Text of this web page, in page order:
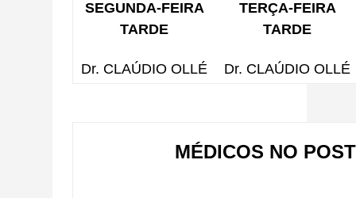
SEGUNDA-FEIRA
TARDE
TERÇA-FEIRA
TARDE
Dr. CLAÚDIO OLLÉ Dr. CLAÚDIO OLLÉ
MÉDICOS NO